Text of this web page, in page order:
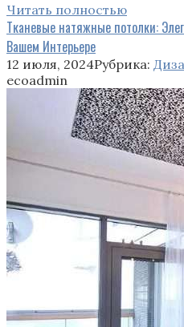
Читать полностью
Тканевые натяжные потолки:
Вашем Интерьере
12 июля, 2024Рубрика:
ecoadmin